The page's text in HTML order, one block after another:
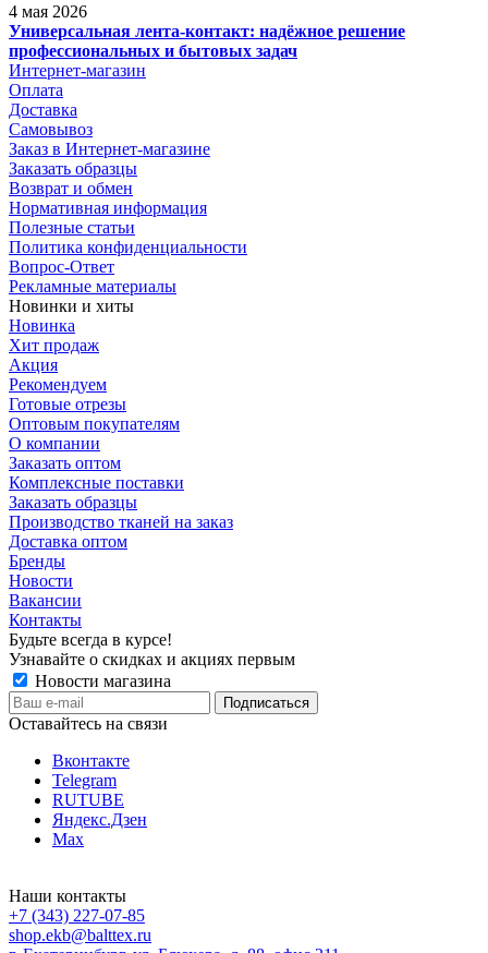
4 мая 2026
Универсальная лента-контакт: надёжное решение
профессиональных и бытовых задач
Интернет-магазин
Оплата
Доставка
Самовывоз
Заказ в Интернет-магазине
Заказать образцы
Возврат и обмен
Нормативная информация
Полезные статьи
Политика конфиденциальности
Вопрос-Ответ
Рекламные материалы
Новинки и хиты
Новинка
Хит продаж
Акция
Рекомендуем
Готовые отрезы
Оптовым покупателям
О компании
Заказать оптом
Комплексные поставки
Заказать образцы
Производство тканей на заказ
Доставка оптом
Бренды
Новости
Вакансии
Контакты
Будьте всегда в курсе!
Узнавайте о скидках и акциях первым
Новости магазина
Оставайтесь на связи
Вконтакте
Telegram
RUTUBE
Яндекс.Дзен
Max
Наши контакты
+7 (343) 227-07-85
shop.ekb@balttex.ru